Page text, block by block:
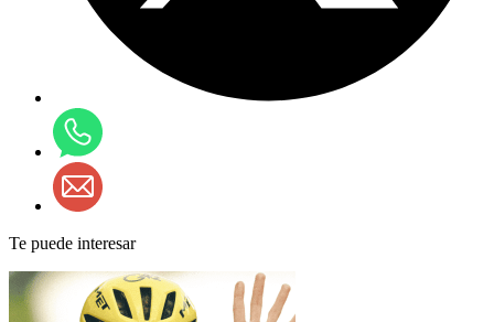
Te puede interesar